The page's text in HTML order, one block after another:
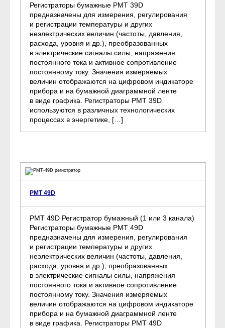
Регистраторы бумажные РМТ 39D
предназначены для измерения, регулирования
и регистрации температуры и других
неэлектрических величин (частоты, давления,
расхода, уровня и др.), преобразованных
в электрические сигналы силы, напряжения
постоянного тока и активное сопротивление
постоянному току. Значения измеряемых
величин отображаются на цифровом индикаторе
прибора и на бумажной диаграммной ленте
в виде графика. Регистраторы РМТ 39D
используются в различных технологических
процессах в энергетике, […]
РМТ 49D
РМТ 49D Регистратор бумажный (1 или 3 канала)
Регистраторы бумажные РМТ 49D
предназначены для измерения, регулирования
и регистрации температуры и других
неэлектрических величин (частоты, давления,
расхода, уровня и др.), преобразованных
в электрические сигналы силы, напряжения
постоянного тока и активное сопротивление
постоянному току. Значения измеряемых
величин отображаются на цифровом индикаторе
прибора и на бумажной диаграммной ленте
в виде графика. Регистраторы РМТ 49D